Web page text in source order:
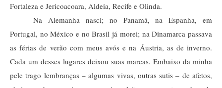
Fortaleza e Jericoacoara, Aldeia, Recife e Olinda.
Na Alemanha nasci; no Panamá, na Espanha, em
Portugal, no México e no Brasil já morei; na Dinamarca passava
as férias de verão com meus avós e na Áustria, as de inverno.
Cada um desses lugares deixou suas marcas. Embaixo da minha
pele trago lembranças – algumas vivas, outras sutis – de afetos,